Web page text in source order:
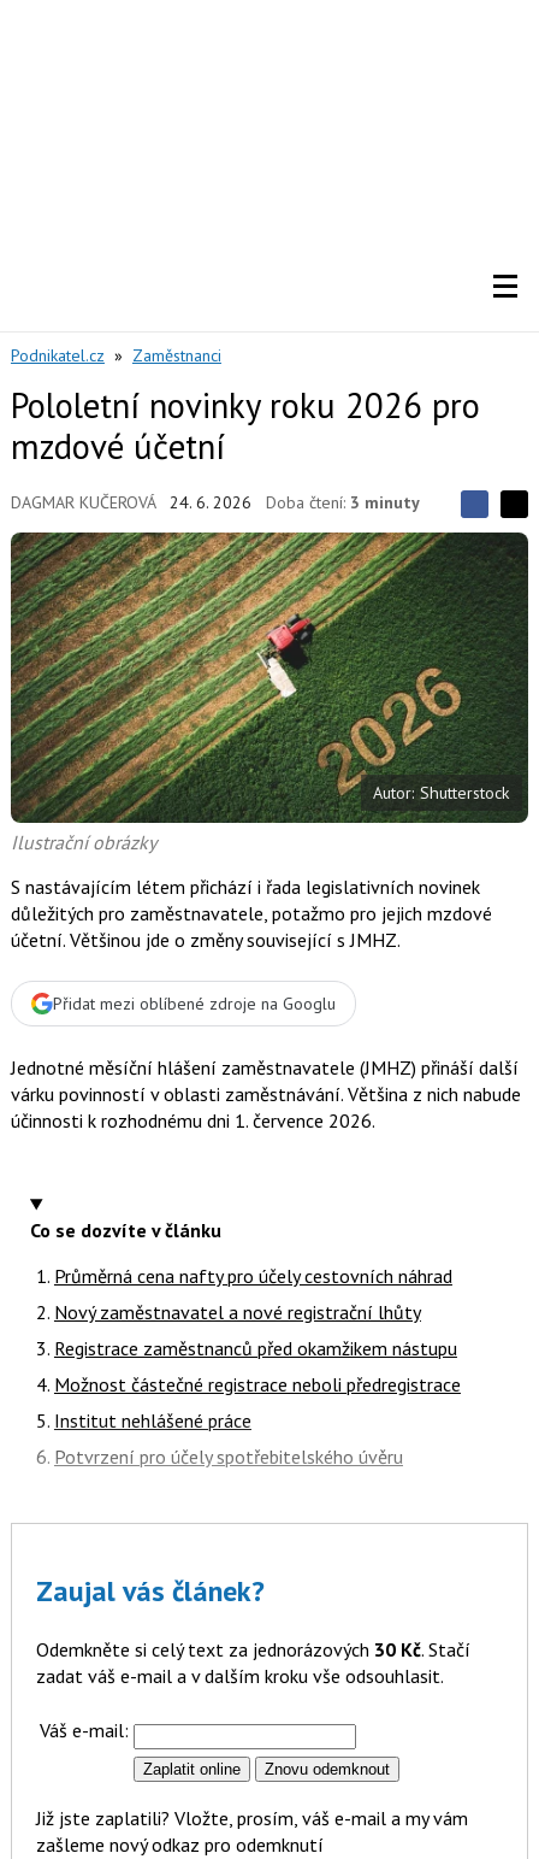
Podnikatel.cz » Zaměstnanci
Pololetní novinky roku 2026 pro
mzdové účetní
DAGMAR KUČEROVÁ 24. 6. 2026 Doba čtení: 3 minuty
S
d
í
l
e
t
S
í
j
t
e
n
a
F
a
c
e
b
o
o
k
í
l
j
e
n
a
s
t
X
Autor: Shutterstock
Ilustrační obrázky
S nastávajícím létem přichází i řada legislativních novinek
důležitých pro zaměstnavatele, potažmo pro jejich mzdové
účetní. Většinou jde o změny související s JMHZ.
Přidat mezi oblíbené zdroje na Googlu
Jednotné měsíční hlášení zaměstnavatele (JMHZ) přináší další
várku povinností v oblasti zaměstnávání. Většina z nich nabude
účinnosti k rozhodnému dni 1. července 2026.
Co se dozvíte v článku
Průměrná cena nafty pro účely cestovních náhrad
Nový zaměstnavatel a nové registrační lhůty
Registrace zaměstnanců před okamžikem nástupu
Možnost částečné registrace neboli předregistrace
Institut nehlášené práce
Potvrzení pro účely spotřebitelského úvěru
Zaujal vás článek?
Odemkněte si celý text za jednorázových 30 Kč. Stačí
zadat váš e-mail a v dalším kroku vše odsouhlasit.
Váš e-mail:
Již jste zaplatili? Vložte, prosím, váš e-mail a my vám
zašleme nový odkaz pro odemknutí